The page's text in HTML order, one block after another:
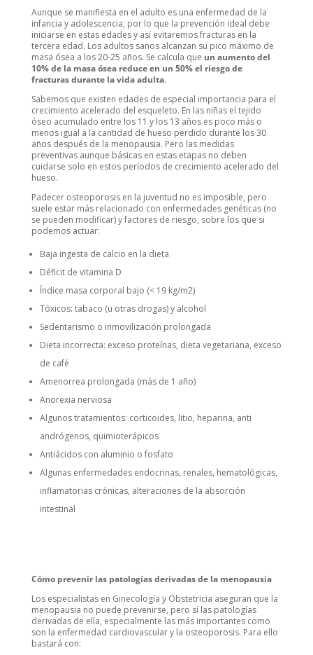
Aunque se manifiesta en el adulto es una enfermedad de la
infancia y adolescencia, por lo que la prevención ideal debe
iniciarse en estas edades y así evitaremos fracturas en la
tercera edad. Los adultos sanos alcanzan su pico máximo de
masa ósea a los 20-25 años. Se calcula que un aumento del
10% de la masa ósea reduce en un 50% el riesgo de
fracturas durante la vida adulta.
Sabemos que existen edades de especial importancia para el
crecimiento acelerado del esqueleto. En las niñas el tejido
óseo acumulado entre los 11 y los 13 años es poco más o
menos igual a la cantidad de hueso perdido durante los 30
años después de la menopausia. Pero las medidas
preventivas aunque básicas en estas etapas no deben
cuidarse solo en estos períodos de crecimiento acelerado del
hueso.
Padecer osteoporosis en la juventud no es imposible, pero
suele estar más relacionado con enfermedades genéticas (no
se pueden modificar) y factores de riesgo, sobre los que si
podemos actuar:
Baja ingesta de calcio en la dieta
Déficit de vitamina D
Índice masa corporal bajo (< 19 kg/m2)
Tóxicos: tabaco (u otras drogas) y alcohol
Sedentarismo o inmovilización prolongada
Dieta incorrecta: exceso proteínas, dieta vegetariana, exceso
de café
Amenorrea prolongada (más de 1 año)
Anorexia nerviosa
Algunos tratamientos: corticoides, litio, heparina, anti
andrógenos, quimioterápicos
Antiácidos con aluminio o fosfato
Algunas enfermedades endocrinas, renales, hematológicas,
inflamatorias crónicas, alteraciones de la absorción
intestinal
Cómo prevenir las patologías derivadas de la menopausia
Los especialistas en Ginecología y Obstetricia aseguran que la
menopausia no puede prevenirse, pero sí las patologías
derivadas de ella, especialmente las más importantes como
son la enfermedad cardiovascular y la osteoporosis. Para ello
bastará con: